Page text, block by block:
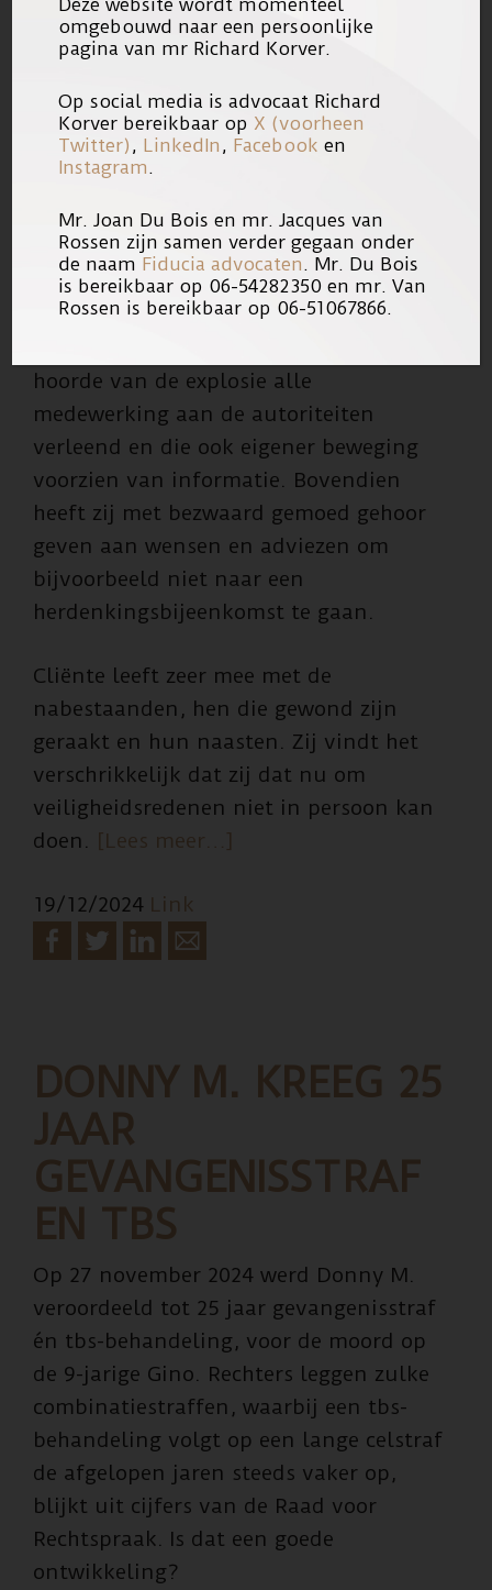
PERSBERICHT –
EIGENARESSE
BRUIDSWINKEL
TARWEKAMP
Namens cliënte – in de Telegraaf* met
de fictieve naam Senna – bericht haar
advocaat mr. Richard Korver als volgt.
hoorde van de explosie alle
medewerking aan de autoriteiten
verleend en die ook eigener beweging
voorzien van informatie. Bovendien
heeft zij met bezwaard gemoed gehoor
geven aan wensen en adviezen om
bijvoorbeeld niet naar een
herdenkingsbijeenkomst te gaan.
Cliënte leeft zeer mee met de
nabestaanden, hen die gewond zijn
geraakt en hun naasten. Zij vindt het
verschrikkelijk dat zij dat nu om
veiligheidsredenen niet in persoon kan
doen. [Lees meer…]
19/12/2024 Link
DONNY M. KREEG 25
JAAR
GEVANGENISSTRAF
EN TBS
Op 27 november 2024 werd Donny M.
veroordeeld tot 25 jaar gevangenisstraf
én tbs-behandeling, voor de moord op
de 9-jarige Gino. Rechters leggen zulke
combinatiestraffen, waarbij een tbs-
behandeling volgt op een lange celstraf
de afgelopen jaren steeds vaker op,
blijkt uit cijfers van de Raad voor
Rechtspraak. Is dat een goede
ontwikkeling?
Deze website wordt momenteel
omgebouwd naar een persoonlijke
pagina van mr Richard Korver.
Op social media is advocaat Richard
Korver bereikbaar op X (voorheen
Twitter) , LinkedIn , Facebook en
Instagram.
Mr. Joan Du Bois en mr. Jacques van
Rossen zijn samen verder gegaan onder
de naam Fiducia advocaten. Mr. Du Bois
is bereikbaar op 06-54282350 en mr. Van
Rossen is bereikbaar op 06-51067866.